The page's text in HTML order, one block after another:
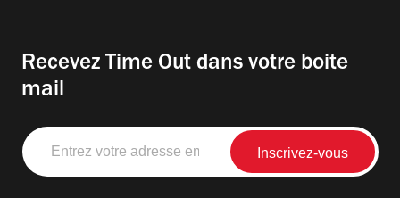
Recevez Time Out dans votre boite
mail
Entrez
votre
adresse